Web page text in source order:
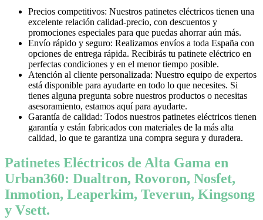
Precios competitivos: Nuestros patinetes eléctricos tienen una
excelente relación calidad-precio, con descuentos y
promociones especiales para que puedas ahorrar aún más.
Envío rápido y seguro: Realizamos envíos a toda España con
opciones de entrega rápida. Recibirás tu patinete eléctrico en
perfectas condiciones y en el menor tiempo posible.
Atención al cliente personalizada: Nuestro equipo de expertos
está disponible para ayudarte en todo lo que necesites. Si
tienes alguna pregunta sobre nuestros productos o necesitas
asesoramiento, estamos aquí para ayudarte.
Garantía de calidad: Todos nuestros patinetes eléctricos tienen
garantía y están fabricados con materiales de la más alta
calidad, lo que te garantiza una compra segura y duradera.
Patinetes Eléctricos de Alta Gama en
Urban360: Dualtron, Rovoron, Nosfet,
Inmotion, Leaperkim, Teverun, Kingsong
y Vsett.